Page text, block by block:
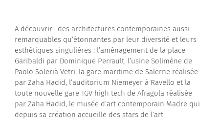
A découvrir : des architectures contemporaines aussi
remarquables qu’étonnantes par leur diversité et leurs
esthétiques singulières : l’aménagement de la place
Garibaldi par Dominique Perrault, l’usine Solimène de
Paolo Solerià Vetri, la gare maritime de Salerne réalisée
par Zaha Hadid, l’auditorium Niemeyer à Ravello et la
toute nouvelle gare TGV high tech de Afragola réalisée
par Zaha Hadid, le musée d’art contemporain Madre qui
depuis sa création accueille des stars de l’art